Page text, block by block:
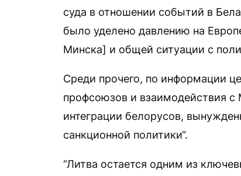
суда в отношении событий в
было уделено давлению на
Минска] и общей ситуации с
Среди прочего, по информации
профсоюзов и взаимодействия
интеграции белорусов,
санкционной политики“.
“Литва остается одним из